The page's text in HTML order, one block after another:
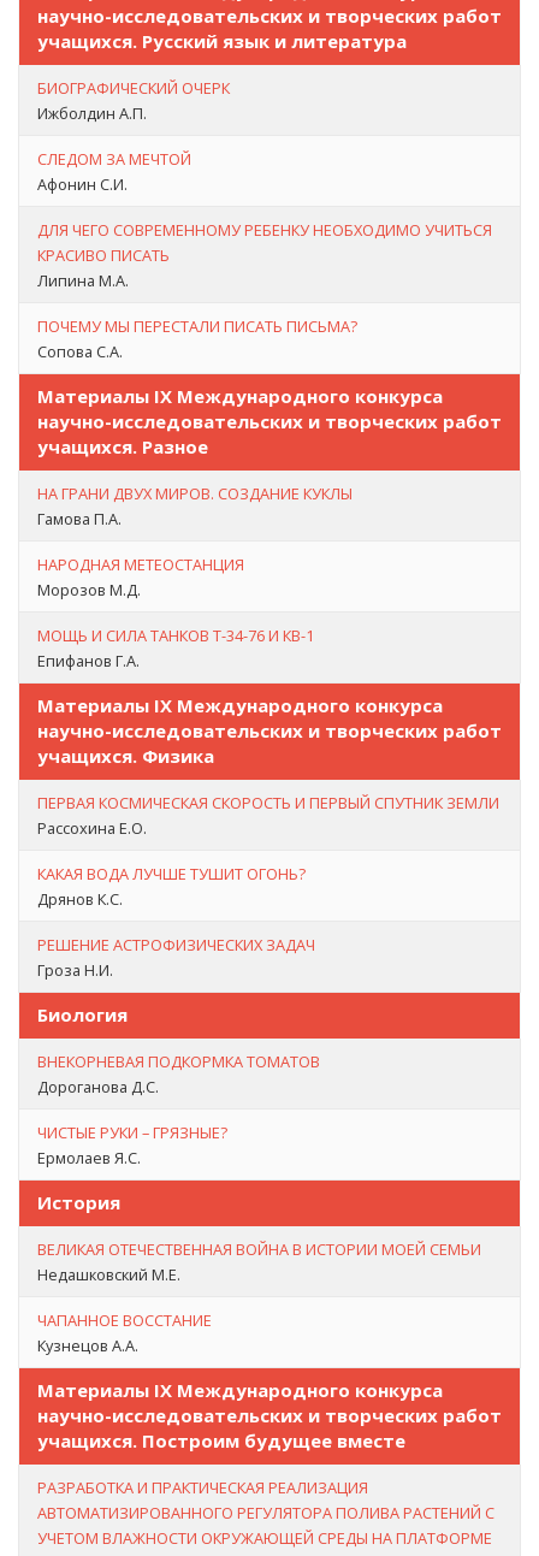
научно-исследовательских и творческих работ
учащихся. Русский язык и литература
БИОГРАФИЧЕСКИЙ ОЧЕРК
Ижболдин А.П.
СЛЕДОМ ЗА МЕЧТОЙ
Афонин С.И.
ДЛЯ ЧЕГО СОВРЕМЕННОМУ РЕБЕНКУ НЕОБХОДИМО УЧИТЬСЯ
КРАСИВО ПИСАТЬ
Липина М.А.
ПОЧЕМУ МЫ ПЕРЕСТАЛИ ПИСАТЬ ПИСЬМА?
Сопова С.А.
Материалы IX Международного конкурса
научно-исследовательских и творческих работ
учащихся. Разное
НА ГРАНИ ДВУХ МИРОВ. СОЗДАНИЕ КУКЛЫ
Гамова П.А.
НАРОДНАЯ МЕТЕОСТАНЦИЯ
Морозов М.Д.
МОЩЬ И СИЛА ТАНКОВ Т-34-76 И КВ-1
Епифанов Г.А.
Материалы IX Международного конкурса
научно-исследовательских и творческих работ
учащихся. Физика
ПЕРВАЯ КОСМИЧЕСКАЯ СКОРОСТЬ И ПЕРВЫЙ СПУТНИК ЗЕМЛИ
Рассохина Е.О.
КАКАЯ ВОДА ЛУЧШЕ ТУШИТ ОГОНЬ?
Дрянов К.С.
РЕШЕНИЕ АСТРОФИЗИЧЕСКИХ ЗАДАЧ
Гроза Н.И.
Биология
ВНЕКОРНЕВАЯ ПОДКОРМКА ТОМАТОВ
Дороганова Д.С.
ЧИСТЫЕ РУКИ – ГРЯЗНЫЕ?
Ермолаев Я.С.
История
ВЕЛИКАЯ ОТЕЧЕСТВЕННАЯ ВОЙНА В ИСТОРИИ МОЕЙ СЕМЬИ
Недашковский М.Е.
ЧАПАННОЕ ВОССТАНИЕ
Кузнецов А.А.
Материалы IX Международного конкурса
научно-исследовательских и творческих работ
учащихся. Построим будущее вместе
РАЗРАБОТКА И ПРАКТИЧЕСКАЯ РЕАЛИЗАЦИЯ
АВТОМАТИЗИРОВАННОГО РЕГУЛЯТОРА ПОЛИВА РАСТЕНИЙ С
УЧЕТОМ ВЛАЖНОСТИ ОКРУЖАЮЩЕЙ СРЕДЫ НА ПЛАТФОРМЕ